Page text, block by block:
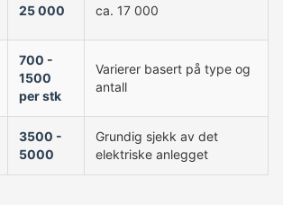
25 000
ca. 17 000
700 -
1500
per stk
Varierer basert på type og
antall
3500 -
5000
Grundig sjekk av det
elektriske anlegget